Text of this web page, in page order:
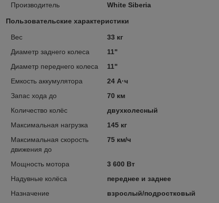
Производитель White Siberia
Пользовательские характеристики
Вес
33 кг
Диаметр заднего колеса
11"
Диаметр переднего колеса
11"
Емкость аккумулятора
24 А·ч
Запас хода до
70 км
Количество колёс
двухколесный
Максимальная нагрузка
145 кг
Максимальная скорость
движения до
75 км/ч
Мощность мотора
3 600 Вт
Надувные колёса
переднее и заднее
Назначение
взрослый/подростковый